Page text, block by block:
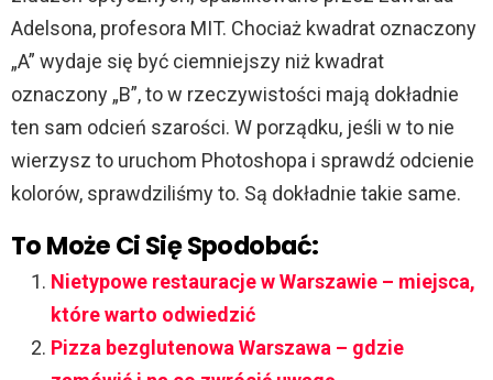
Adelsona, profesora MIT. Chociaż kwadrat oznaczony
„A” wydaje się być ciemniejszy niż kwadrat
oznaczony „B”, to w rzeczywistości mają dokładnie
ten sam odcień szarości. W porządku, jeśli w to nie
wierzysz to uruchom Photoshopa i sprawdź odcienie
kolorów, sprawdziliśmy to. Są dokładnie takie same.
To Może Ci Się Spodobać:
Nietypowe restauracje w Warszawie – miejsca,
które warto odwiedzić
Pizza bezglutenowa Warszawa – gdzie